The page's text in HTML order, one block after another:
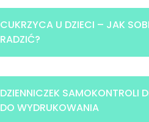
CUKRZYCA U DZIECI – JAK
RADZIĆ?
DZIENNICZEK SAMOKONTROLI
DO WYDRUKOWANIA